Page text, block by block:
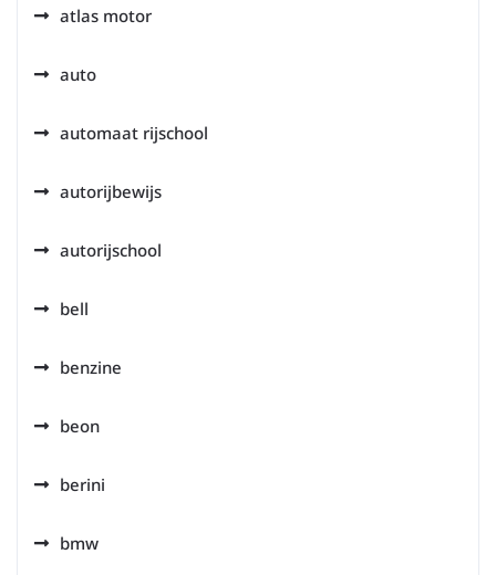
atlas motor
auto
automaat rijschool
autorijbewijs
autorijschool
bell
benzine
beon
berini
bmw